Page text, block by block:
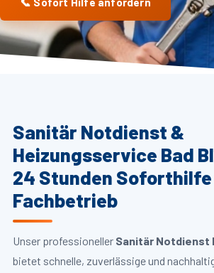
Sanitär Notdienst &
Heizungsservice Bad
24 Stunden Soforthilfe
Fachbetrieb
Unser professioneller Sanitär Notdienst
bietet schnelle, zuverlässige und